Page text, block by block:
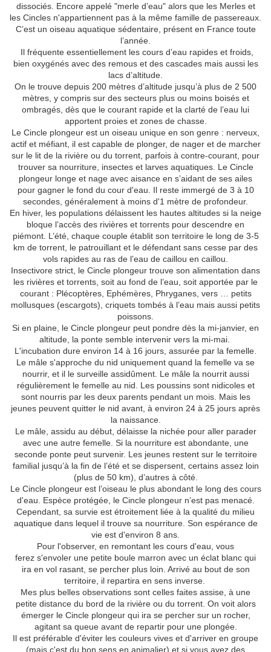
dissociés. Encore appelé "merle d’eau" alors que les Merles et
les Cincles n'appartiennent pas à la même famille de passereaux.
C’est un oiseau aquatique sédentaire, présent en France toute
l’année.
Il fréquente essentiellement les cours d’eau rapides et froids,
bien oxygénés avec des remous et des cascades mais aussi les
lacs d’altitude.
On le trouve depuis 200 mètres d’altitude jusqu’à plus de 2 500
mètres, y compris sur des secteurs plus ou moins boisés et
ombragés, dès que le courant rapide et la clarté de l’eau lui
apportent proies et zones de chasse.
Le Cincle plongeur est un oiseau unique en son genre : nerveux,
actif et méfiant, il est capable de plonger, de nager et de marcher
sur le lit de la rivière ou du torrent, parfois à contre-courant, pour
trouver sa nourriture, insectes et larves aquatiques. Le Cincle
plongeur longe et nage avec aisance en s’aidant de ses ailes
pour gagner le fond du cour d'eau. Il reste immergé de 3 à 10
secondes, généralement à moins d'1 mètre de profondeur.
En hiver, les populations délaissent les hautes altitudes si la neige
bloque l’accès des rivières et torrents pour descendre en
piémont. L’été, chaque couple établit son territoire le long de 3-5
km de torrent, le patrouillant et le défendant sans cesse par des
vols rapides au ras de l’eau de caillou en caillou.
Insectivore strict, le Cincle plongeur trouve son alimentation dans
les rivières et torrents, soit au fond de l’eau, soit apportée par le
courant : Plécoptères, Ephémères, Phryganes, vers … petits
mollusques (escargots), criquets tombés à l’eau mais aussi petits
poissons.
Si en plaine, le Cincle plongeur peut pondre dès la mi-janvier, en
altitude, la ponte semble intervenir vers la mi-mai.
L'incubation dure environ 14 à 16 jours, assurée par la femelle.
Le mâle s'approche du nid uniquement quand la femelle va se
nourrir, et il le surveille assidûment. Le mâle la nourrit aussi
régulièrement le femelle au nid. Les poussins sont nidicoles et
sont nourris par les deux parents pendant un mois. Mais les
jeunes peuvent quitter le nid avant, à environ 24 à 25 jours après
la naissance.
Le mâle, assidu au début, délaisse la nichée pour aller parader
avec une autre femelle. Si la nourriture est abondante, une
seconde ponte peut survenir. Les jeunes restent sur le territoire
familial jusqu’à la fin de l’été et se dispersent, certains assez loin
(plus de 50 km), d’autres à côté.
Le Cincle plongeur est l’oiseau le plus abondant le long des cours
d'eau. Espèce protégée, le Cincle plongeur n’est pas menacé.
Cependant, sa survie est étroitement liée à la qualité du milieu
aquatique dans lequel il trouve sa nourriture. Son espérance de
vie est d'environ 8 ans.
Pour l'observer, en remontant les cours d'eau, vous
ferez s'envoler une petite boule marron avec un éclat blanc qui
ira en vol rasant, se percher plus loin. Arrivé au bout de son
territoire, il repartira en sens inverse.
Mes plus belles observations sont celles faites assise, à une
petite distance du bord de la rivière ou du torrent. On voit alors
émerger le Cincle plongeur qui ira se percher sur un rocher,
agitant sa queue avant de repartir pour une plongée.
Il est préférable d'éviter les couleurs vives et d'arriver en groupe
(mais c'est du bon sens en animalier) et si vous avez des